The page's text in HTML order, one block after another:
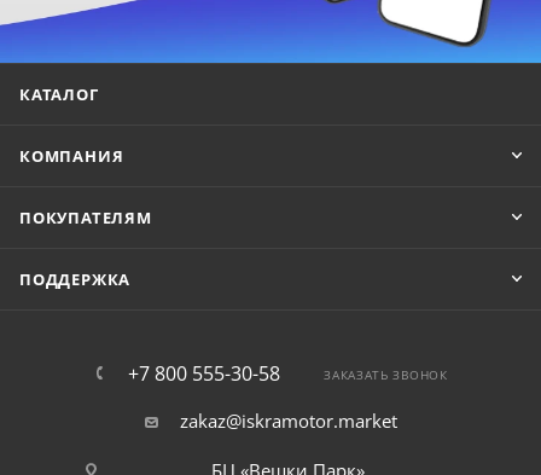
КАТАЛОГ
КОМПАНИЯ
ПОКУПАТЕЛЯМ
ПОДДЕРЖКА
+7 800 555-30-58 ЗАКАЗАТЬ ЗВОНОК
zakaz@iskramotor.market